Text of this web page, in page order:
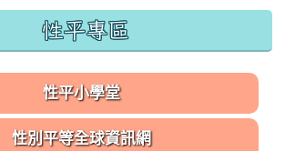
性平專區
性平小學堂
性別平等全球資訊網